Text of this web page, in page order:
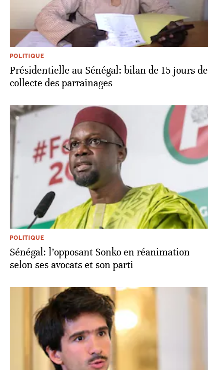
POLITIQUE
Présidentielle au Sénégal: bilan de 15 jours de
collecte des parrainages
POLITIQUE
Sénégal: l’opposant Sonko en réanimation
selon ses avocats et son parti